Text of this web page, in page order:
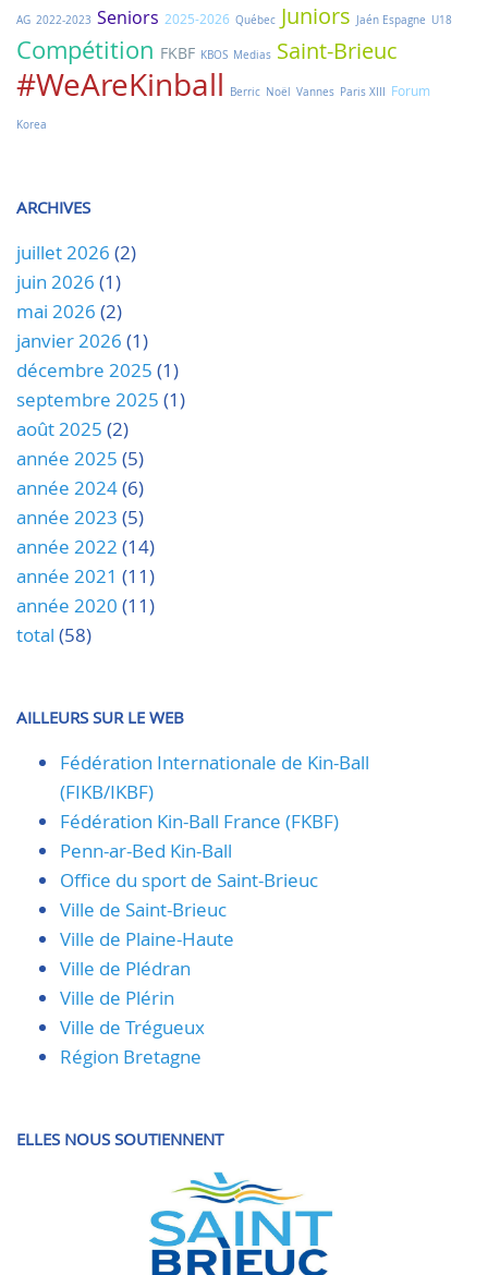
AG 2022-2023 Seniors 2025-2026 Québec Juniors Jaén Espagne U18
Compétition FKBF KBOS Medias Saint-Brieuc
#WeAreKinball Berric Noël Vannes Paris XIII Forum
Korea
ARCHIVES
juillet 2026 (2)
juin 2026 (1)
mai 2026 (2)
janvier 2026 (1)
décembre 2025 (1)
septembre 2025 (1)
août 2025 (2)
année 2025 (5)
année 2024(6)
année 2023 (5)
année 2022 (14)
année 2021 (11)
année 2020 (11)
total (58)
AILLEURS SUR LE WEB
Fédération Internationale de Kin-Ball
(FIKB/IKBF)
Fédération Kin-Ball France (FKBF)
Penn-ar-Bed Kin-Ball
Office du sport de Saint-Brieuc
Ville de Saint-Brieuc
Ville de Plaine-Haute
Ville de Plédran
Ville de Plérin
Ville de Trégueux
Région Bretagne
ELLES NOUS SOUTIENNENT